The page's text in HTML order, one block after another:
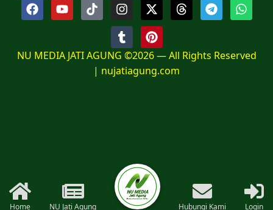
NU MEDIA JATI AGUNG ©2026 — All Rights Reserved
| nujatiagung.com
Home NU Jati Agung Hubungi Kami Login